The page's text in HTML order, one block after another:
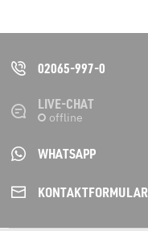
02065-997-0
LIVE-CHAT
WHATSAPP
KONTAKT­FORMULAR